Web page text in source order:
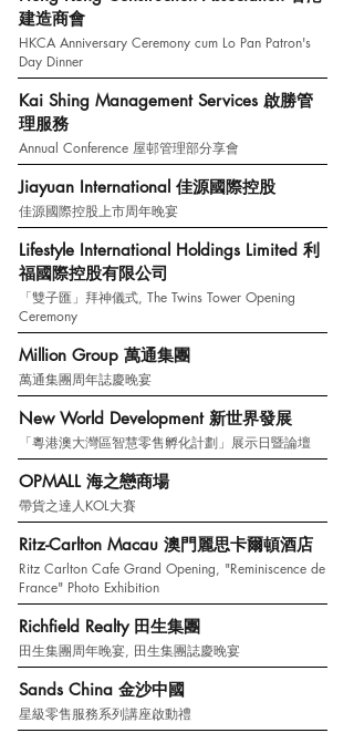
建造商會
HKCA Anniversary Ceremony cum Lo Pan Patron's
Day Dinner
Kai Shing Management Services 啟勝管
理服務
Annual Conference 屋邨管理部分享會
Jiayuan International 佳源國際控股
佳源國際控股上市周年晚宴
Lifestyle International Holdings Limited 利
福國際控股有限公司
「雙子匯」拜神儀式, The Twins Tower Opening
Ceremony
Million Group 萬通集團
萬通集團周年誌慶晚宴
New World Development 新世界發展
「粵港澳大灣區智慧零售孵化計劃」展示日暨論壇
​OPMALL 海之戀商場
​帶貨之達人KOL大賽
Ritz-Carlton Macau‎ 澳門麗思卡爾頓酒店
Ritz Carlton Cafe Grand Opening, "Reminiscence de
France" Photo Exhibition
Richfield Realty 田生集團
田生集團周年晚宴, 田生集團誌慶晚宴
Sands China 金沙中國
星級零售服務系列講座啟動禮